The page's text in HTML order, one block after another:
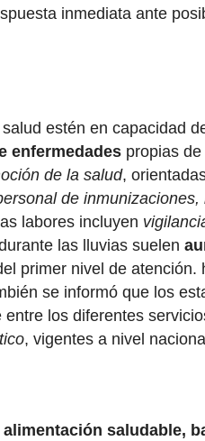
inmediata ante
estén en capacidad
enfermedades propias
de la salud,
de
labores incluyen
las lluvias suelen
primer nivel de
se informó que los
los diferentes
, vigentes a nivel
alimentación saludable,